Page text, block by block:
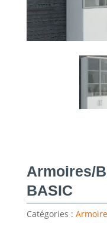
Armoires/
BASIC
Catégories :